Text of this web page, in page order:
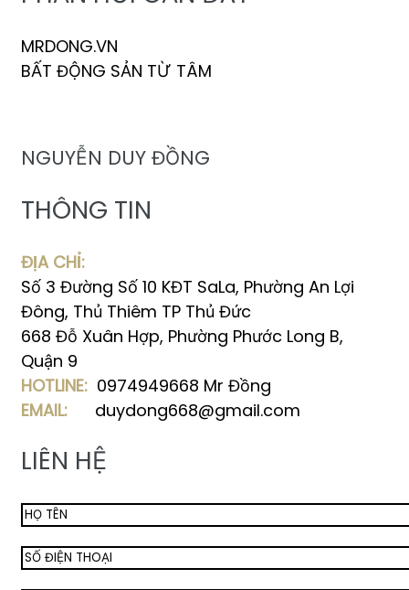
MRDONG.VN
BẤT ĐỘNG SẢN TỪ TÂM
NGUYỄN DUY ĐỒNG
THÔNG TIN
ĐỊA CHỈ:
Số 3 Đường Số 10 KĐT SaLa, Phường An Lợi
Đông, Thủ Thiêm TP Thủ Đức
668 Đỗ Xuân Hợp, Phường Phước Long B,
Quận 9
HOTLINE: 0974949668 Mr Đồng
EMAIL: duydong668@gmail.com
LIÊN HỆ